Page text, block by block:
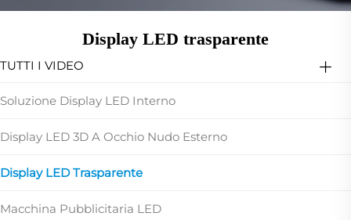
Display LED trasparente
TUTTI I VIDEO
Soluzione Display LED Interno
Display LED 3D A Occhio Nudo Esterno
Display LED Trasparente
Macchina Pubblicitaria LED